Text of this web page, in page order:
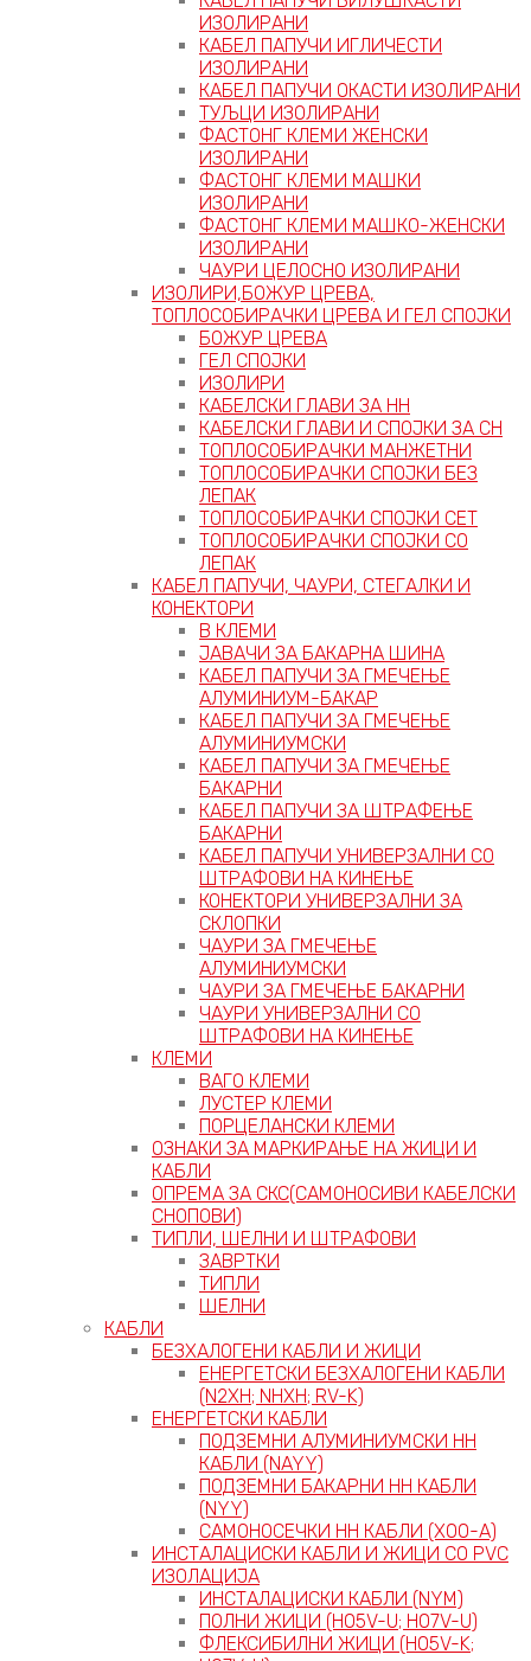
ИЗОЛИРАНИ
КАБЕЛ ПАПУЧИ ИГЛИЧЕСТИ
ИЗОЛИРАНИ
КАБЕЛ ПАПУЧИ ОКАСТИ ИЗОЛИРАНИ
ТУЉЦИ ИЗОЛИРАНИ
ФАСТОНГ КЛЕМИ ЖЕНСКИ
ИЗОЛИРАНИ
ФАСТОНГ КЛЕМИ МАШКИ
ИЗОЛИРАНИ
ФАСТОНГ КЛЕМИ МАШКO-ЖЕНСКИ
ИЗОЛИРАНИ
ЧАУРИ ЦЕЛОСНО ИЗОЛИРАНИ
ИЗОЛИРИ,БОЖУР ЦРЕВА,
ТОПЛОСОБИРАЧКИ ЦРЕВА И ГЕЛ СПОЈКИ
БОЖУР ЦРЕВА
ГЕЛ СПОЈКИ
ИЗОЛИРИ
КАБЕЛСКИ ГЛАВИ ЗА НН
КАБЕЛСКИ ГЛАВИ И СПОЈКИ ЗА СН
ТОПЛОСОБИРАЧКИ МАНЖЕТНИ
ТОПЛОСОБИРАЧКИ СПОЈКИ БЕЗ
ЛЕПАК
ТОПЛОСОБИРАЧКИ СПОЈКИ СЕТ
ТОПЛОСОБИРАЧКИ СПОЈКИ СО
ЛЕПАК
КАБЕЛ ПАПУЧИ, ЧАУРИ, СТЕГАЛКИ И
КОНЕКТОРИ
В КЛЕМИ
ЈАВАЧИ ЗА БАКАРНА ШИНА
КАБЕЛ ПАПУЧИ ЗА ГМЕЧЕЊЕ
АЛУМИНИУМ-БАКАР
КАБЕЛ ПАПУЧИ ЗА ГМЕЧЕЊЕ
АЛУМИНИУМСКИ
КАБЕЛ ПАПУЧИ ЗА ГМЕЧЕЊЕ
БАКАРНИ
КАБЕЛ ПАПУЧИ ЗА ШТРАФЕЊЕ
БАКАРНИ
КАБЕЛ ПАПУЧИ УНИВЕРЗАЛНИ СО
ШТРАФОВИ НА КИНЕЊЕ
КОНЕКТОРИ УНИВЕРЗАЛНИ ЗА
СКЛОПКИ
ЧАУРИ ЗА ГМЕЧЕЊЕ
АЛУМИНИУМСКИ
ЧАУРИ ЗА ГМЕЧЕЊЕ БАКАРНИ
ЧАУРИ УНИВЕРЗАЛНИ СО
ШТРАФОВИ НА КИНЕЊЕ
КЛЕМИ
ВАГО КЛЕМИ
ЛУСТЕР КЛЕМИ
ПОРЦЕЛАНСКИ КЛЕМИ
ОЗНАКИ ЗА МАРКИРАЊЕ НА ЖИЦИ И
КАБЛИ
ОПРЕМА ЗА СКС(САМОНОСИВИ КАБЕЛСКИ
СНОПОВИ)
ТИПЛИ, ШЕЛНИ И ШТРАФОВИ
ЗАВРТКИ
ТИПЛИ
ШЕЛНИ
КАБЛИ
БЕЗХАЛОГЕНИ КАБЛИ И ЖИЦИ
ЕНЕРГЕТСКИ БЕЗХАЛОГЕНИ КАБЛИ
(N2XH; NHXH; RV-K)
ЕНЕРГЕТСКИ КАБЛИ
ПОДЗЕМНИ АЛУМИНИУМСКИ НН
КАБЛИ (NAYY)
ПОДЗЕМНИ БАКАРНИ НН КАБЛИ
(NYY)
САМОНОСЕЧКИ НН КАБЛИ (X00-A)
ИНСТАЛАЦИСКИ КАБЛИ И ЖИЦИ СО PVC
ИЗОЛАЦИЈА
ИНСТАЛАЦИСКИ КАБЛИ (NYM)
ПОЛНИ ЖИЦИ (H05V-U; H07V-U)
ФЛЕКСИБИЛНИ ЖИЦИ (H05V-K;